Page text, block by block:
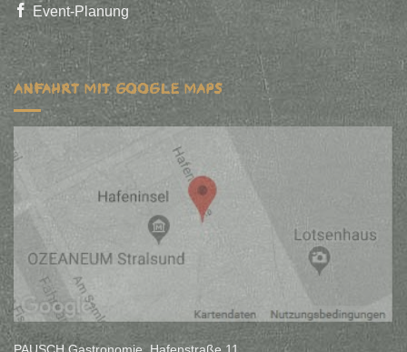
Event-Planung
ANFAHRT MIT GOOGLE MAPS